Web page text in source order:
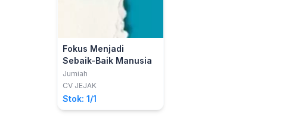
Fokus Menjadi
Sebaik-Baik Manusia
Jumiah
CV JEJAK
Stok: 1/1